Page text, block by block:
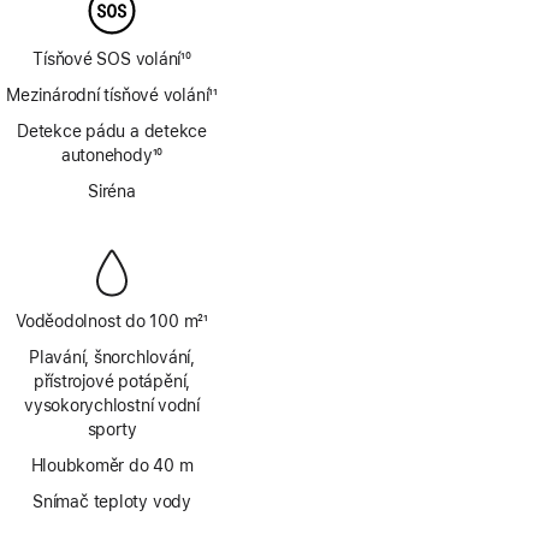
Tísňové SOS volání
Poznámka
10
Mezinárodní tísňové volání11
Detekce pádu a detekce
autonehody10
Siréna
Voděodolnost do 100 m
Poznámka
21
Plavání, šnorchlování,
přístrojové potápění,
vysokorychlostní vodní
sporty
Hloubkoměr do 40 m
Snímač teploty vody